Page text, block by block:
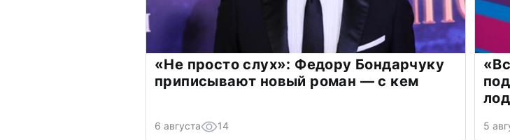
«Не просто слух»: Федору Бондарчуку
приписывают новый роман — с кем
6 августа 14 5